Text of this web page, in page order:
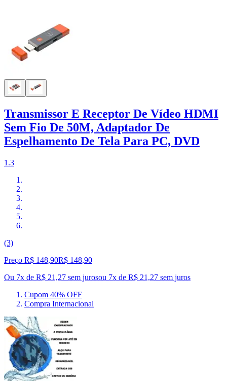
Transmissor E Receptor De Vídeo HDMI
Sem Fio De 50M, Adaptador De
Espelhamento De Tela Para PC, DVD
1.3
(3)
Preço R$ 148,90R$ 148,90
Ou 7x de R$ 21,27 sem jurosou 7x de R$ 21,27 sem juros
Cupom 40% OFF
Compra Internacional